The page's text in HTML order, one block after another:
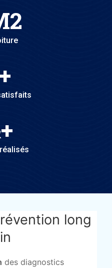
+
+
long
des diagnostics